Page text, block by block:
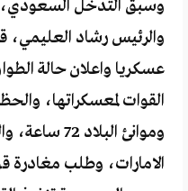
وسبق التدخل السعودي،
والرئيس رشاد
القوات لمعسكراتها،
وموانئ